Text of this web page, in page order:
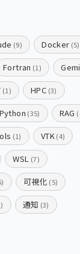
(9) Docker (5)
Fortran (1)
(1) HPC (3)
Python (35) RAG
(1) VTK(4)
WSL (7)
可視化 (5)
通知 (3)